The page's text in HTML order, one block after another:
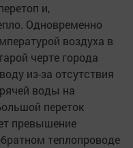
и,
Одновременно
воздуха в
черте города
из-за отсутствия
воды на
переток
превышение
теплопроводе